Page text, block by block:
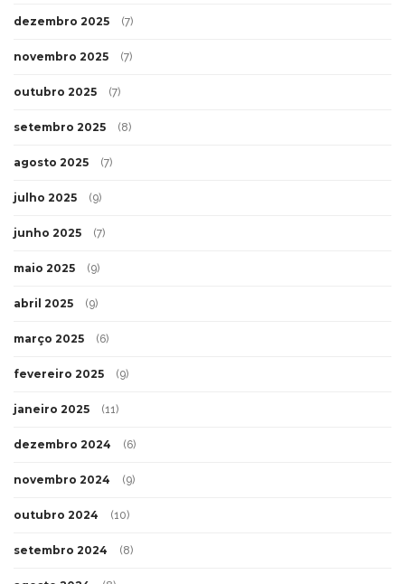
dezembro 2025 (7)
novembro 2025 (7)
outubro 2025 (7)
setembro 2025 (8)
agosto 2025 (7)
julho 2025 (9)
junho 2025 (7)
maio 2025 (9)
abril 2025 (9)
março 2025 (6)
fevereiro 2025 (9)
janeiro 2025 (11)
dezembro 2024 (6)
novembro 2024 (9)
outubro 2024 (10)
setembro 2024 (8)